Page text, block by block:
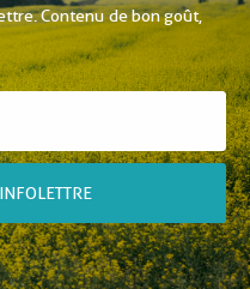
Contenu de bon goût,